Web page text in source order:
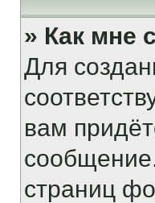
» Как мне
Для
вам
страниц